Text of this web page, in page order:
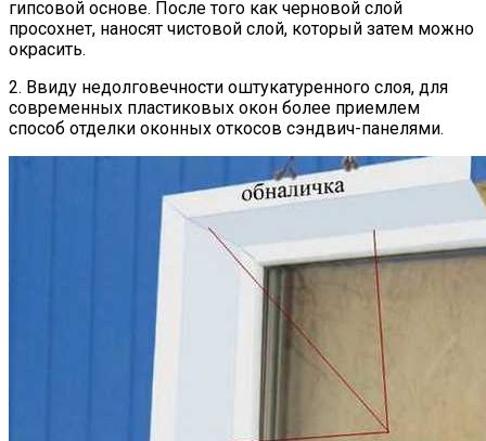
гипсовой основе. После того как черновой слой
просохнет, наносят чистовой слой, который затем можно
окрасить.
2. Ввиду недолговечности оштукатуренного слоя, для
современных пластиковых окон более приемлем
способ отделки оконных откосов сэндвич-панелями.